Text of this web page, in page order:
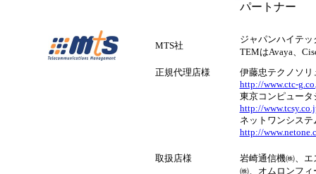
パートナー
MTS社
ジャパンハイテ
TEMはAvaya、
正規代理店様
伊藤忠テクノソ
http://www.ctc-
東京コンピュータ
http://
ネットワンシステ
http://
取扱店様
岩崎通信機㈱、
㈱、オムロンフ